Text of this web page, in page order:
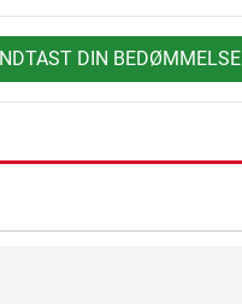
DIN BEDØMMELSE